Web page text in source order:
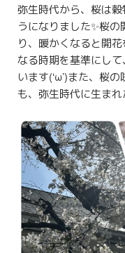
弥生時代から、桜は
うになりました✨桜
り、暖かくなると開
なる時期を基準にし
います(‘ω’)また、桜
も、弥生時代に生ま